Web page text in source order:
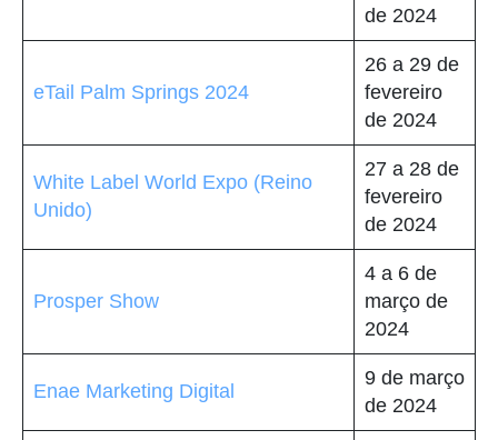
de 2024
eTail Palm Springs 2024
26 a 29 de
fevereiro
de 2024
White Label World Expo (Reino
Unido)
27 a 28 de
fevereiro
de 2024
Prosper Show
4 a 6 de
março de
2024
Enae Marketing Digital
9 de março
de 2024